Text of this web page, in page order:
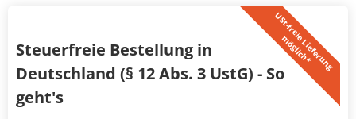
U
S
t
-
f
r
e
i
e
L
i
e
f
e
r
u
n
g
m
ö
g
l
i
c
h
*
Steuerfreie Bestellung in
Deutschland (§ 12 Abs. 3 UstG) - So
geht's